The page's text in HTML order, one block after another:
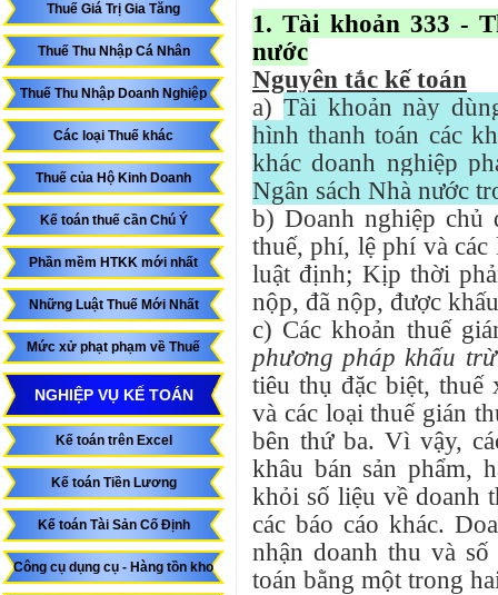
Thuế Giá Trị Gia Tăng
Thuế Thu Nhập Cá Nhân
Thuế Thu Nhập Doanh Nghiệp
Các loại Thuế khác
Thuế của Hộ Kinh Doanh
Kế toán thuế cần Chú Ý
Phần mềm HTKK mới nhất
Những Luật Thuế Mới Nhất
Mức xử phạt phạm về Thuế
NGHIỆP VỤ KẾ TOÁN
Kế toán trên Excel
Kế toán Tiền Lương
Kế toán Tài Sản Cố Định
Công cụ dụng cụ - Hàng tồn kho
1. Tài khoản 333 -
nước
Nguyên tắc kế toán
a) Tài khoản này
hình thanh toán các
khác doanh nghiệp
Ngân sách Nhà nước
b) Doanh nghiệp
thuế, phí, lệ phí và
luật định; Kịp thời
nộp, đã nộp, được
c) Các khoản thuế
phương pháp khấu
tiêu thụ đặc biệt, thuế
và các loại thuế gián
bên thứ ba. Vì vậy,
khâu bán sản phẩm,
khỏi số liệu về doanh
các báo cáo khác.
nhận doanh thu và
toán bằng một trong